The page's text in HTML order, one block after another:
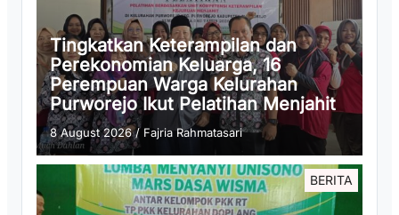
Tingkatkan Keterampilan dan
Perekonomian Keluarga, 16
Perempuan Warga Kelurahan
Purworejo Ikut Pelatihan Menjahit
8 August 2026/ Fajria Rahmatasari
BERITA